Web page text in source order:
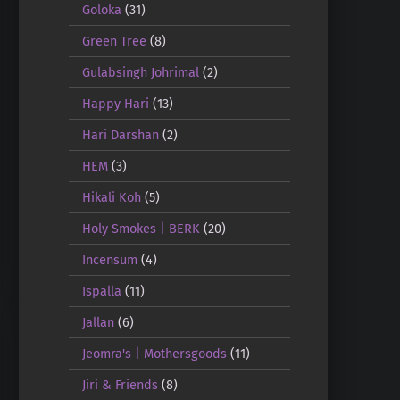
Goloka (31)
Green Tree (8)
Gulabsingh Johrimal (2)
Happy Hari (13)
Hari Darshan(2)
HEM(3)
Hikali Koh(5)
Holy Smokes | BERK (20)
Incensum (4)
Ispalla (11)
Jallan(6)
Jeomra's | Mothersgoods(11)
Jiri & Friends(8)